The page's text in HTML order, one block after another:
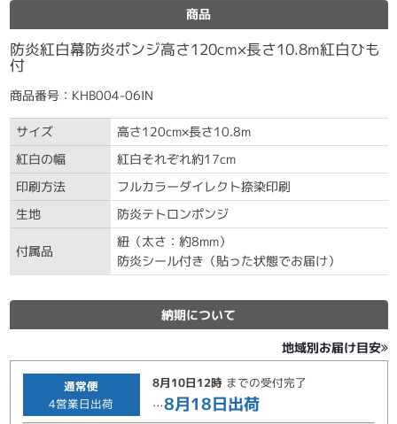
商品
防炎紅白幕防炎ポンジ高さ120cm×長さ10.8m紅白ひも
付
商品番号：KHB004-06IN
サイズ
高さ120cm×長さ10.8m
紅白の幅
紅白それぞれ約17cm
印刷方法
フルカラーダイレクト捺染印刷
生地
防炎テトロンポンジ
付属品
紐（太さ：約8mm）
防炎シール付き（貼った状態でお届け）
納期について
地域別お届け目安
通常便
4営業日出荷
8月10日12時 までの受付完了
…8月18日出荷